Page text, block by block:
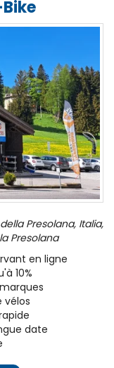
Presolana, Italia,
Presolana
en ligne
10%
vélos
date